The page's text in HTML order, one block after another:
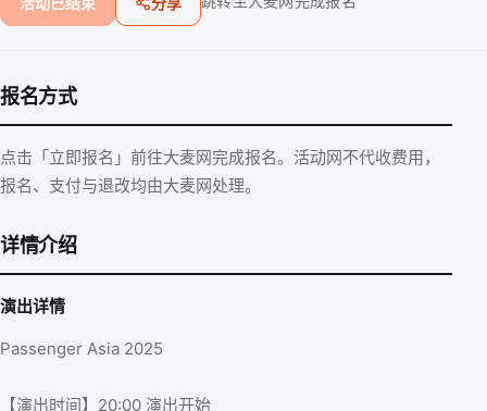
报名方式
点击「立即报名」前往大麦网完成报名。活动网不代收费用，
报名、支付与退改均由大麦网处理。
详情介绍
演出详情
Passenger Asia 2025
【演出时间】20:00 演出开始